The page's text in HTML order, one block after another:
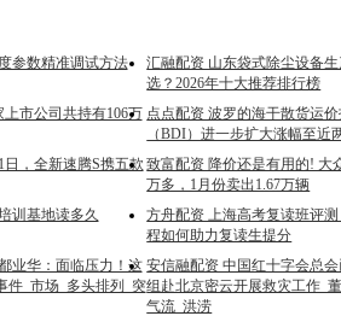
参数精准调试方法
汇融配资 山东袋式除尘设备
选？2026年十大推荐排行榜
市公司共持有106万 点点配资 波罗的海干散货运
（BDI）进一步扩大涨幅至近
，全新速腾S携五款 致富配资 降价还是有用的! 大
万多，1月份卖出1.67万辆
训基地读多久
方舟配资 上海高考复读班评
程如何助力复读生提分
业华：面临压力！这
件_市场_多头排列_突
安信融配资 中国红十字会总
组赴北京密云开展救灾工作_
气流_洪涝